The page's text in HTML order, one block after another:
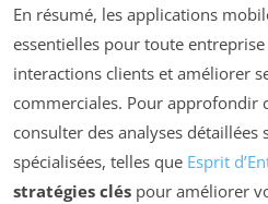
En résumé, les applications
essentielles pour toute
interactions clients et améliorer
commerciales. Pour approfondir
consulter des analyses détaillées
spécialisées, telles que Esprit
stratégies clés pour améliorer